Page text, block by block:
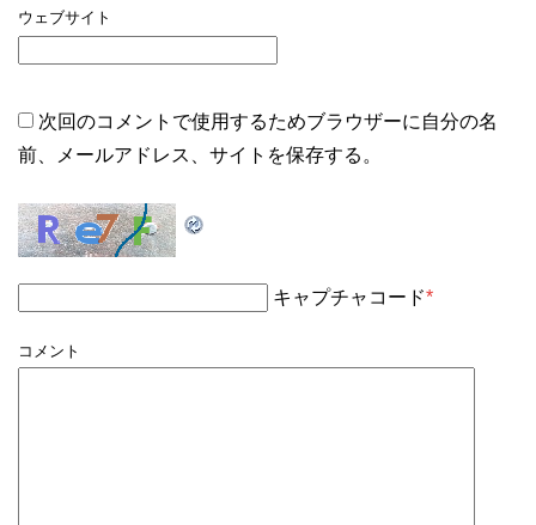
ウェブサイト
次回のコメントで使用するためブラウザーに自分の名
前、メールアドレス、サイトを保存する。
キャプチャコード*
コメント